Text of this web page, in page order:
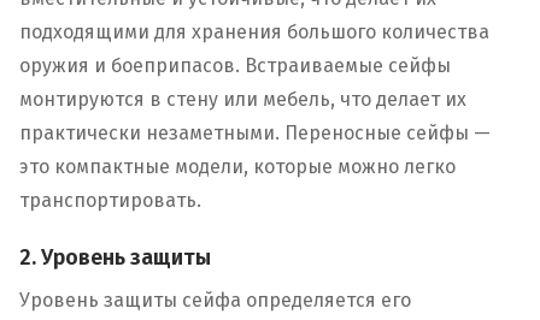
подходящими для хранения большого количества
оружия и боеприпасов. Встраиваемые сейфы
монтируются в стену или мебель, что делает их
практически незаметными. Переносные сейфы —
это компактные модели, которые можно легко
транспортировать.
2. Уровень защиты
Уровень защиты сейфа определяется его